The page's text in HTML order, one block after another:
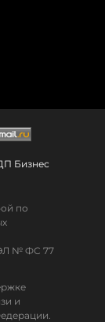
Бизнес
по
ЭЛ № ФС 77
и